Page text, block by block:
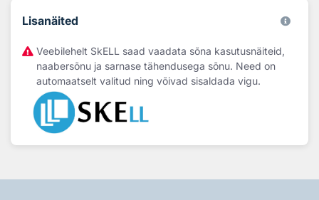
Lisanäited
Veebilehelt SkELL saad vaadata sõna kasutusnäiteid,
naabersõnu ja sarnase tähendusega sõnu. Need on
automaatselt valitud ning võivad sisaldada vigu.